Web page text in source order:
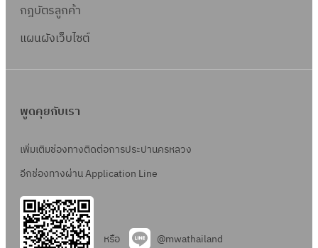
กฎบัตรลูกค้า
แผนผังเว็บไซต์
พูดคุยกับเรา
เพิ่มเติมช่องทางติดต่อการประปานครหลวง
อีกช่องทางผ่าน Application Line
หรือ @mwathailand